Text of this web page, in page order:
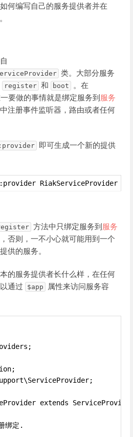
何编写自己的服务提供者并在
类。大部分服务
register 和 boot 。在
要做的事情就是绑定服务到 服务
注册事件监听器，路由或者任何
即可生成一个新的提供
RiakServiceProvider
方法中只绑定服务到服务
否则，一不小心就可能用到一个
供的服务。
的服务提供者长什么样，在任何
通过
$app
属性来访问服务容
extends
绑定.